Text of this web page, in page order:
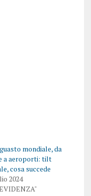
mondiale, da
a aeroporti: tilt
cosa succede
2024